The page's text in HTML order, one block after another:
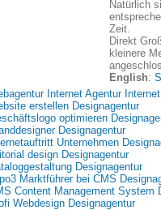
Natürlich
Zeit.
Direkt
kleinere
English:
Internet Agentur Internet
erstellen Designagentur
optimieren
Designagentur
Unternehmen
design Designagentur
Designagentur
Marktführer bei CMS
Content Management System
Webdesign Designagentur